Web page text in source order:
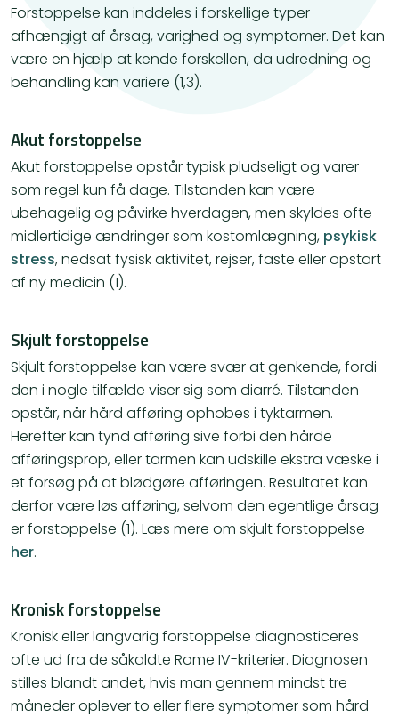
Forstoppelse kan inddeles i forskellige typer
afhængigt af årsag, varighed og symptomer. Det kan
være en hjælp at kende forskellen, da udredning og
behandling kan variere (1,3).
Akut forstoppelse
Akut forstoppelse opstår typisk pludseligt og varer
som regel kun få dage. Tilstanden kan være
ubehagelig og påvirke hverdagen, men skyldes ofte
midlertidige ændringer som kostomlægning, psykisk
stress, nedsat fysisk aktivitet, rejser, faste eller opstart
af ny medicin (1).
Skjult forstoppelse
Skjult forstoppelse kan være svær at genkende, fordi
den i nogle tilfælde viser sig som diarré. Tilstanden
opstår, når hård afføring ophobes i tyktarmen.
Herefter kan tynd afføring sive forbi den hårde
afføringsprop, eller tarmen kan udskille ekstra væske i
et forsøg på at blødgøre afføringen. Resultatet kan
derfor være løs afføring, selvom den egentlige årsag
er forstoppelse (1). Læs mere om skjult forstoppelse
her.
Kronisk forstoppelse
Kronisk eller langvarig forstoppelse diagnosticeres
ofte ud fra de såkaldte Rome IV-kriterier. Diagnosen
stilles blandt andet, hvis man gennem mindst tre
måneder oplever to eller flere symptomer som hård